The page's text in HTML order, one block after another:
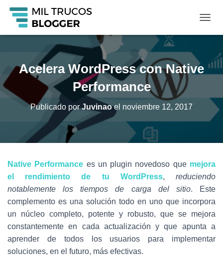
A
V
E
G
C
I
Ó
Acelera WordPress con Native
Performance
Publicado porJuvinaoel noviembre 12, 2017
Native Performance es un plugin novedoso que mejora
el rendimiento de tu WordPress,reduciendo
notablemente los tiempos de carga del sitio. Este
complemento es una solución todo en uno que incorpora
un núcleo completo, potente y robusto, que se mejora
constantemente en cada actualización y que apunta a
aprender de todos los usuarios para implementar
soluciones, en el futuro, más efectivas.